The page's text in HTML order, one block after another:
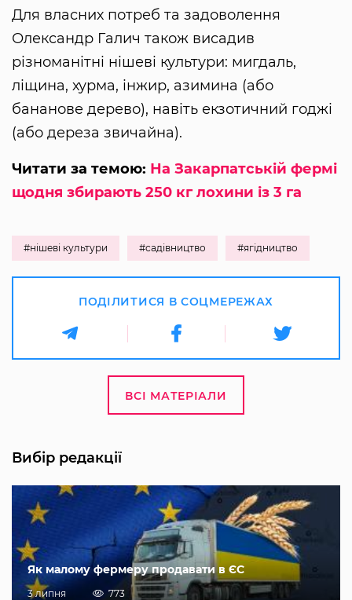
Для власних потреб та задоволення
Олександр Галич також висадив
різноманітні нішеві культури: мигдаль,
ліщина, хурма, інжир, азимина (або
бананове дерево), навіть екзотичний годжі
(або дереза звичайна).
Читати за темою: На Закарпатській фермі
щодня збирають 250 кг лохини із 3 га
#нішеві культури #садівництво #ягідництво
ПОДІЛИТИСЯ В СОЦМЕРЕЖАХ
ВСІ МАТЕРІАЛИ
Вибір редакції
Як малому фермеру продавати в ЄС
3 липня 773